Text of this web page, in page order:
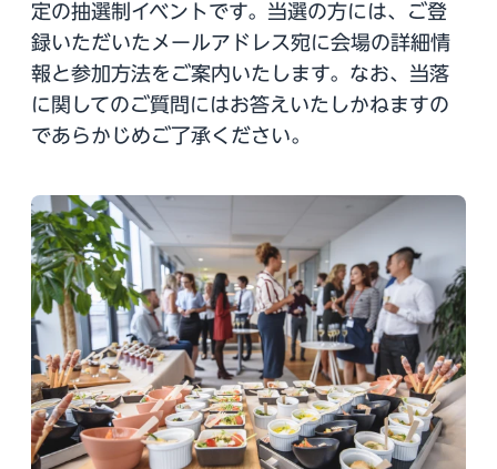
定の抽選制イベントです。当選の方には、ご登
録いただいたメールアドレス宛に会場の詳細情
報と参加方法をご案内いたします。なお、当落
に関してのご質問にはお答えいたしかねますの
であらかじめご了承ください。